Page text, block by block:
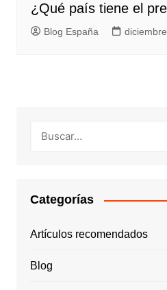
¿Qué país tiene el
Blog España
Categorías
Artículos recomendados
Blog